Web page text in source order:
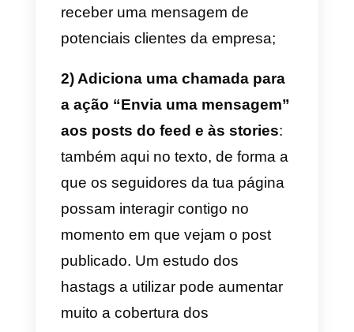
Como vender via
Instagram Direct
O Instagram pode ser